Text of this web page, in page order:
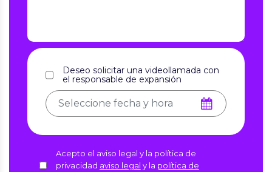
Deseo solicitar una videollamada con
el responsable de expansión
Acepto el aviso legal y la política de
privacidad aviso legal y la política de